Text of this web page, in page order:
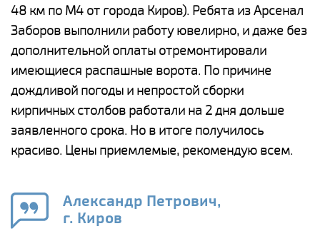
48 км по М4 от города Киров). Ребята из Арсенал
Заборов выполнили работу ювелирно, и даже без
дополнительной оплаты отремонтировали
имеющиеся распашные ворота. По причине
дождливой погоды и непростой сборки
кирпичных столбов работали на 2 дня дольше
заявленного срока. Но в итоге получилось
красиво. Цены приемлемые, рекомендую всем.
Александр Петрович,
г. Киров